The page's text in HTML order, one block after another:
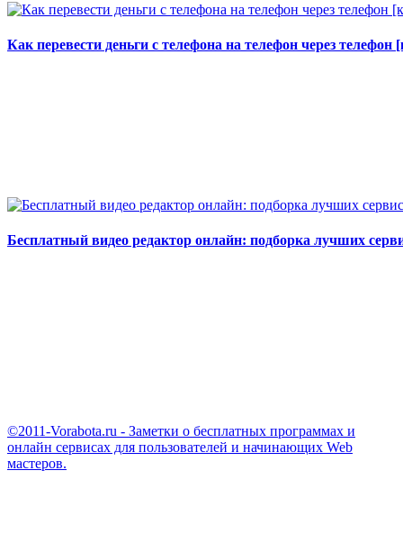
Как перевести деньги с телефона на телефон через
Бесплатный видео редактор онлайн: подборка лучших
©2011-Vorabota.ru - Заметки о бесплатных программах и
онлайн сервисах для пользователей и начинающих Web
мастеров.